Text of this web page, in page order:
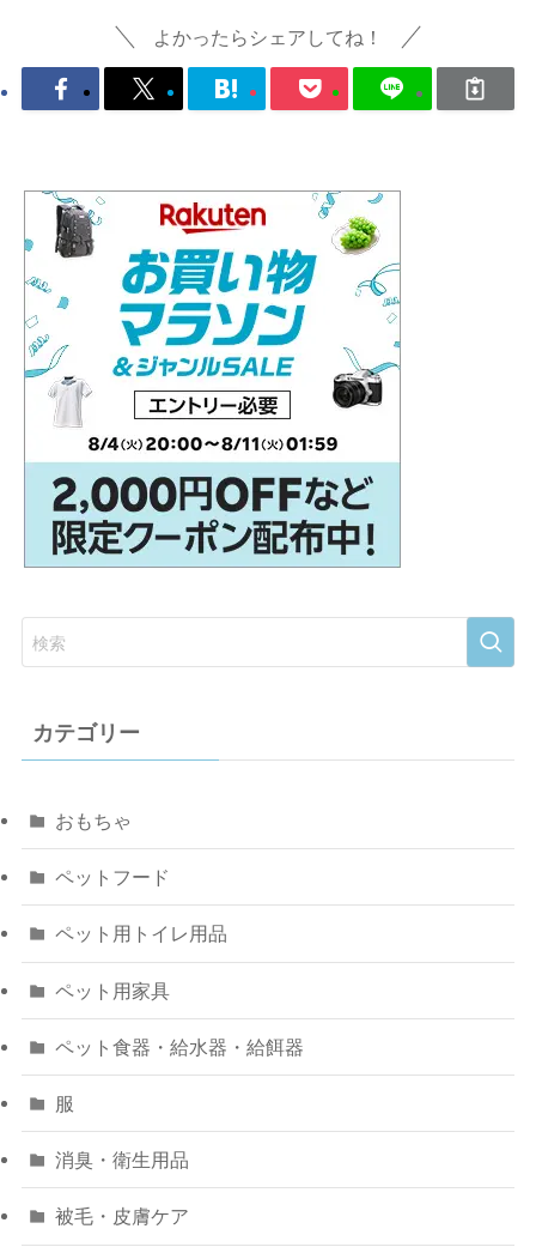
よかったらシェアしてね！
カテゴリー
おもちゃ
ペットフード
ペット用トイレ用品
ペット用家具
ペット食器・給水器・給餌器
服
消臭・衛生用品
被毛・皮膚ケア